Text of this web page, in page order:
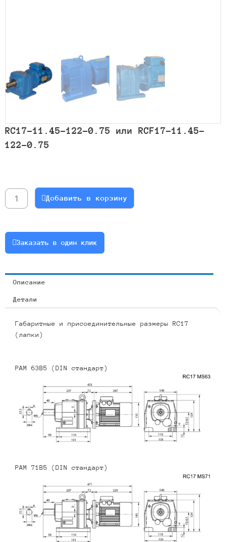
RC17-11.45-122-0.75 или RCF17-11.45-
122-0.75
RC17-
11.45-
или
RCF17-
122-
0.75
Добавить в корзину
Заказать в один клик
Описание
Детали
Габаритные и присоединительные размеры RC17
(лапки)
PAM 63B5 (DIN стандарт)
PAM 71B5 (DIN стандарт)